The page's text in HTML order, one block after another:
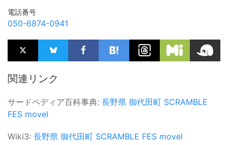
電話番号
050-6874-0941
関連リンク
サードペディア百科事典: 長野県 御代田町 SCRAMBLE
FES movel
Wiki3: 長野県 御代田町 SCRAMBLE FES movel